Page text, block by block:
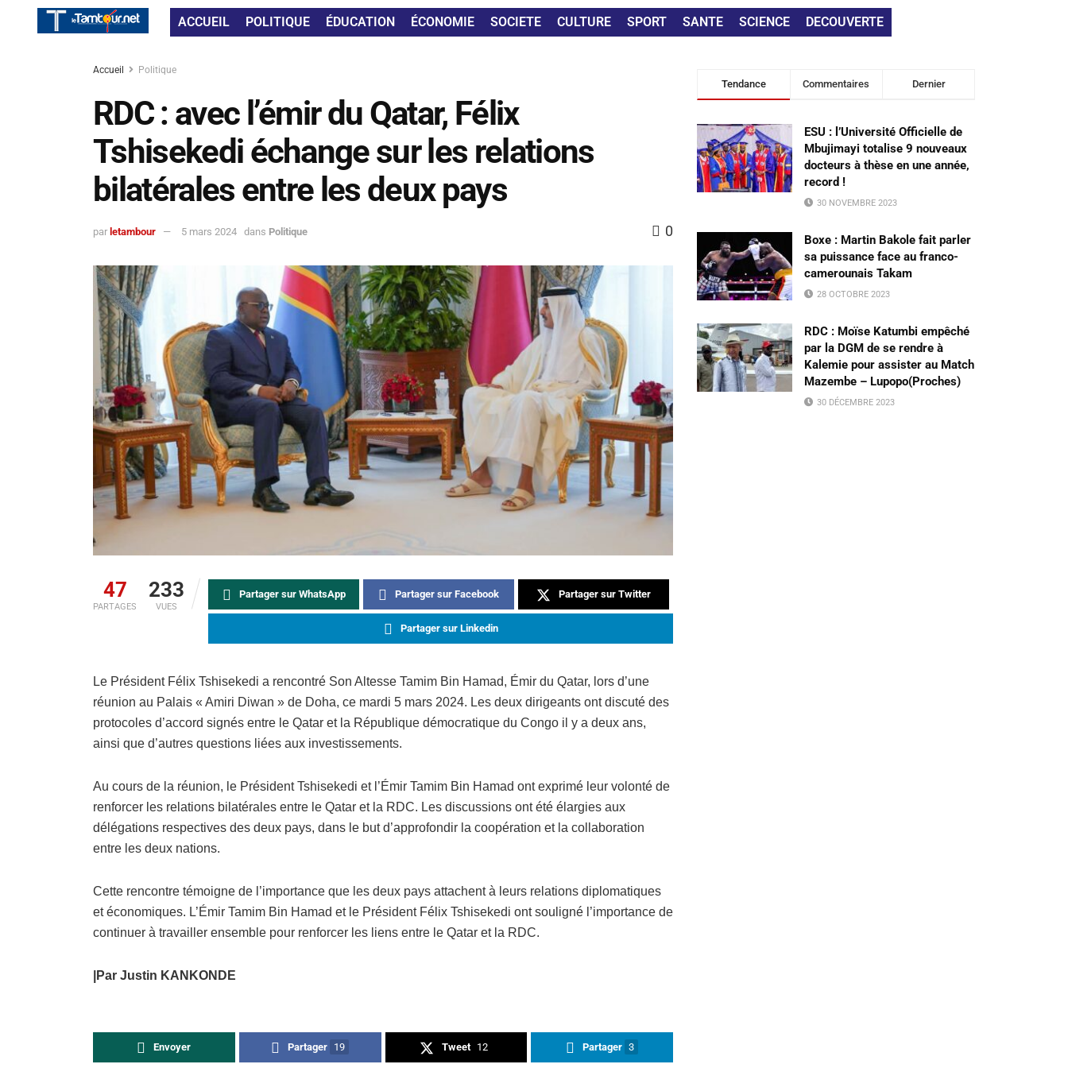
ACCUEIL POLITIQUE ÉDUCATION ÉCONOMIE SOCIETE CULTURE SPORT SANTE SCIENCE DECOUVERTE
Accueil Politique
RDC : avec l’émir du Qatar, Félix
Tshisekedi échange sur les relations
bilatérales entre les deux pays
par letambour 5 mars 2024 dans Politique 0
47
PARTAGES
233
VUES
Partager sur WhatsApp Partager sur Facebook Partager sur Twitter
Partager sur Linkedin
Le Président Félix Tshisekedi a rencontré Son Altesse Tamim Bin Hamad, Émir du Qatar, lors d’une
réunion au Palais « Amiri Diwan » de Doha, ce mardi 5 mars 2024. Les deux dirigeants ont discuté des
protocoles d’accord signés entre le Qatar et la République démocratique du Congo il y a deux ans,
ainsi que d’autres questions liées aux investissements.
Au cours de la réunion, le Président Tshisekedi et l’Émir Tamim Bin Hamad ont exprimé leur volonté de
renforcer les relations bilatérales entre le Qatar et la RDC. Les discussions ont été élargies aux
délégations respectives des deux pays, dans le but d’approfondir la coopération et la collaboration
entre les deux nations.
Cette rencontre témoigne de l’importance que les deux pays attachent à leurs relations diplomatiques
et économiques. L’Émir Tamim Bin Hamad et le Président Félix Tshisekedi ont souligné l’importance de
continuer à travailler ensemble pour renforcer les liens entre le Qatar et la RDC.
|Par Justin KANKONDE
Envoyer Partager 19 Tweet 12 Partager 3
Tendance Commentaires Dernier
ESU : l’Université Officielle de
Mbujimayi totalise 9 nouveaux
docteurs à thèse en une année,
record !
30 NOVEMBRE 2023
Boxe : Martin Bakole fait parler
sa puissance face au franco-
camerounais Takam
28 OCTOBRE 2023
RDC : Moïse Katumbi empêché
par la DGM de se rendre à
Kalemie pour assister au Match
Mazembe – Lupopo(Proches)
30 DÉCEMBRE 2023